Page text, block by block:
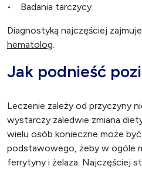
• Badania tarczycy
Diagnostyką najczęściej
hematolog
Jak podnieść
Leczenie zależy od przyczyny
wystarczy zaledwie zmiana
wielu osób konieczne może
podstawowego, żeby w ogóle
ferrytyny i żelaza. Najczęściej